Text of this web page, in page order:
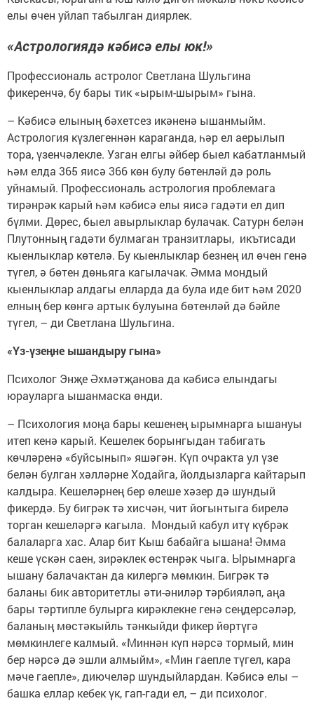
елы өчен уйлап табылган диярлек.
«Астрологиядә кәбисә елы юк!»
Профессиональ астролог Светлана Шульгина
фикеренчә, бу бары тик «ырым-шырым» гына.
– Кәбисә елының бәхетсез икәненә ышанмыйм.
Астрология күзлегеннән караганда, һәр ел аерылып
тора, үзенчәлекле. Узган елгы әйбер быел кабатланмый
һәм елда 365 яисә 366 көн булу бөтенләй дә роль
уйнамый. Профессиональ астрология проблемага
тирәнрәк карый һәм кәбисә елы яисә гадәти ел дип
бүлми. Дөрес, быел авырлыклар булачак. Сатурн белән
Плутонның гадәти булмаган транзитлары, икътисади
кыенлыклар көтелә. Бу кыенлыклар безнең ил өчен генә
түгел, ә бөтен дөньяга кагылачак. Әмма мондый
кыенлыклар алдагы елларда да була иде бит һәм 2020
елның бер көнгә артык булуына бөтенләй дә бәйле
түгел, – ди Светлана Шульгина.
«Үз-үзеңне ышандыру гына»
Психолог Энҗе Әхмәтҗанова да кәбисә елындагы
юрауларга ышанмаска өнди.
– Психология моңа бары кешенең ырымнарга ышануы
итеп кенә карый. Кешелек борынгыдан табигать
көчләренә «буйсынып» яшәгән. Күп очракта ул үзе
белән булган хәлләрне Ходайга, йолдызларга кайтарып
калдыра. Кешеләрнең бер өлеше хәзер дә шундый
фикердә. Бу бигрәк тә хисчән, чит йогынтыга бирелә
торган кешеләргә кагыла. Мондый кабул итү күбрәк
балаларга хас. Алар бит Кыш бабайга ышана! Әмма
кеше үскән саен, зирәклек өстенрәк чыга. Ырымнарга
ышану балачактан да килергә мөмкин. Бигрәк тә
баланы бик авторитетлы әти-әниләр тәрбияләп, аңа
бары тәртипле булырга кирәклекне генә сеңдерсәләр,
баланың мөстәкыйль тәнкыйди фикер йөртүгә
мөмкинлеге калмый. «Миннән күп нәрсә тормый, мин
бер нәрсә дә эшли алмыйм», «Мин гаепле түгел, кара
мәче гаепле», диючеләр шундыйлардан. Кәбисә елы –
башка еллар кебек үк, гап-гади ел, – ди психолог.